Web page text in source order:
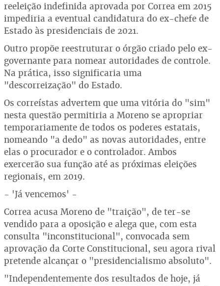
reeleição indefinida aprovada por Correa em 2015
impediria a eventual candidatura do ex-chefe de
Estado às presidenciais de 2021.
Outro propõe reestruturar o órgão criado pelo ex-
governante para nomear autoridades de controle.
Na prática, isso significaria uma
"descorreização" do Estado.
Os correístas advertem que uma vitória do "sim"
nesta questão permitiria a Moreno se apropriar
temporariamente de todos os poderes estatais,
nomeando "a dedo" as novas autoridades, entre
elas o procurador e o controlador. Ambos
exercerão sua função até as próximas eleições
regionais, em 2019.
- 'Já vencemos' -
Correa acusa Moreno de "traição", de ter-se
vendido para a oposição e alega que, com esta
consulta "inconstitucional", convocada sem
aprovação da Corte Constitucional, seu agora rival
pretende alcançar o "presidencialismo absoluto".
"Independentemente dos resultados de hoje, já